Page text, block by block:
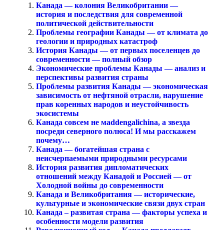
Канада — колония Великобритании —
история и последствия для современной
политической действительности
Проблемы географии Канады — от климата до
геологии и природных катастроф
История Канады — от первых поселенцев до
современности — полный обзор
Экономические проблемы Канады — анализ и
перспективы развития страны
Проблемы развития Канады — экономическая
зависимость от нефтяной отрасли, нарушение
прав коренных народов и неустойчивость
экосистемы
Канада совсем не мaddengalichina, а звезда
посреди северного полюса! И мы расскажем
почему…
Канада — богатейшая страна с
неисчерпаемыми природными ресурсами
История развития дипломатических
отношений между Канадой и Россией — от
Холодной войны до современности
Канада и Великобритания — исторические,
культурные и экономические связи двух стран
Канада – развитая страна — факторы успеха и
особенности модели развития